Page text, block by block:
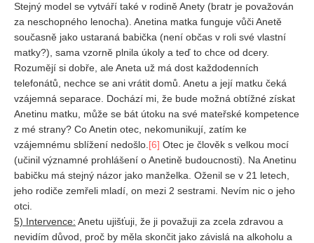
Stejný model se vytváří také v rodině Anety (bratr je považován
za neschopného lenocha). Anetina matka funguje vůči Anetě
současně jako ustaraná babička (není občas v roli své vlastní
matky?), sama vzorně plnila úkoly a teď to chce od dcery.
Rozumějí si dobře, ale Aneta už má dost každodenních
telefonátů, nechce se ani vrátit domů. Anetu a její matku čeká
vzájemná separace. Dochází mi, že bude možná obtížné získat
Anetinu matku, může se bát útoku na své mateřské kompetence
z mé strany? Co Anetin otec, nekomunikují, zatím ke
vzájemnému sblížení nedošlo. [6] Otec je člověk s velkou mocí
(učinil významné prohlášení o Anetině budoucnosti). Na Anetinu
babičku má stejný názor jako manželka. Oženil se v 21 letech,
jeho rodiče zemřeli mladí, on mezi 2 sestrami. Nevím nic o jeho
otci.
5) Intervence: Anetu ujišťuji, že ji považuji za zcela zdravou a
nevidím důvod, proč by měla skončit jako závislá na alkoholu a